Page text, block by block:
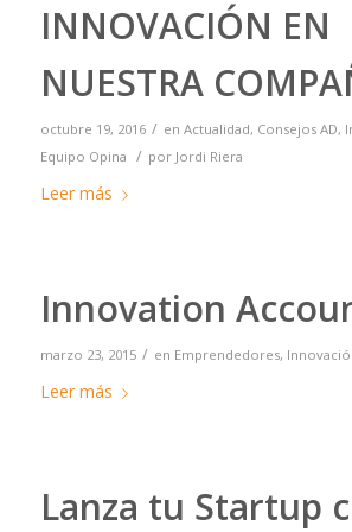
INNOVACIÓN EN
NUESTRA
octubre 19, 2016 / en Actualidad, Consejos AD,
Equipo Opina / por Jordi Riera
Leer más
Innovation
marzo 23, 2015 / en Emprendedores,
Leer más
Lanza tu Startup